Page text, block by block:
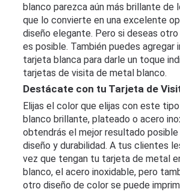
blanco parezca aún más brillante de
que lo convierte en una excelente
diseño elegante. Pero si deseas
es posible. También puedes agregar
tarjeta blanca para darle un toque
tarjetas de visita de metal blanco.
Destácate con tu Tarjeta de
Elijas el color que elijas con este
blanco brillante, plateado o acero
obtendrás el mejor resultado
diseño y durabilidad. A tus clientes
vez que tengan tu tarjeta de metal
blanco, el acero inoxidable, pero
otro diseño de color se puede